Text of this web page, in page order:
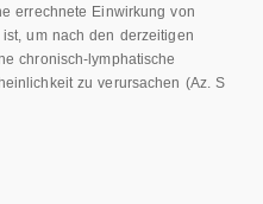
errechnete Einwirkung von
um nach den derzeitigen
chronisch-lymphatische
zu verursachen (Az. S